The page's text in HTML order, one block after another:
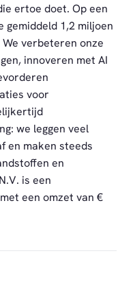
ertoe doet. Op een
gemiddeld 1,2 miljoen
verbeteren onze
innoveren met AI
voor
we leggen veel
en maken steeds
en
is een
een omzet van €